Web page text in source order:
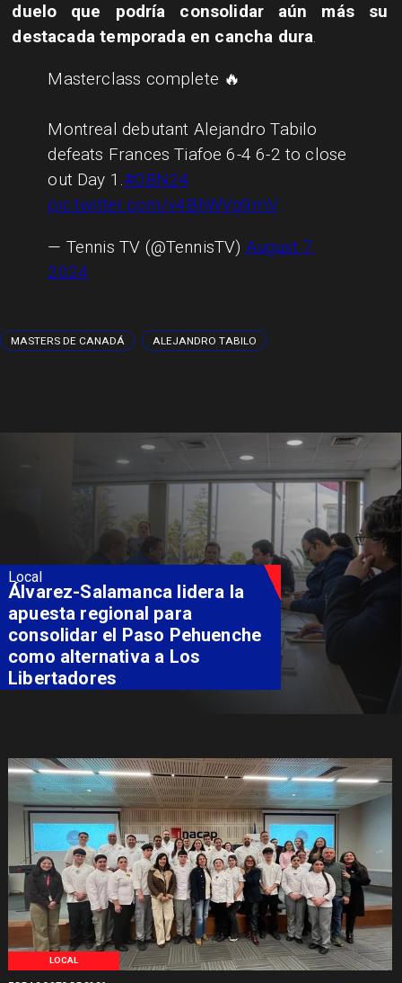
duelo que podría consolidar aún más su
destacada temporada en cancha dura.
Masterclass complete 🔥
Montreal debutant Alejandro Tabilo
defeats Frances Tiafoe 6-4 6-2 to close
out Day 1.#OBN24
pic.twitter.com/v4BhWVq9mV
— Tennis TV (@TennisTV) August 7,
2024
MASTERS DE CANADÁ ALEJANDRO TABILO
LOCAL
Local
Álvarez-Salamanca lidera la
apuesta regional para
consolidar el Paso Pehuenche
como alternativa a Los
Libertadores